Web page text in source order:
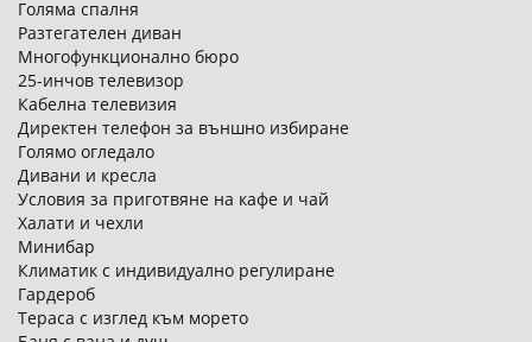
Голяма спалня
Разтегателен диван
Многофункционално бюро
25-инчов телевизор
Кабелна телевизия
Директен телефон за външно избиране
Голямо огледало
Дивани и кресла
Условия за приготвяне на кафе и чай
Халати и чехли
Минибар
Климатик с индивидуално регулиране
Гардероб
Тераса с изглед към морето